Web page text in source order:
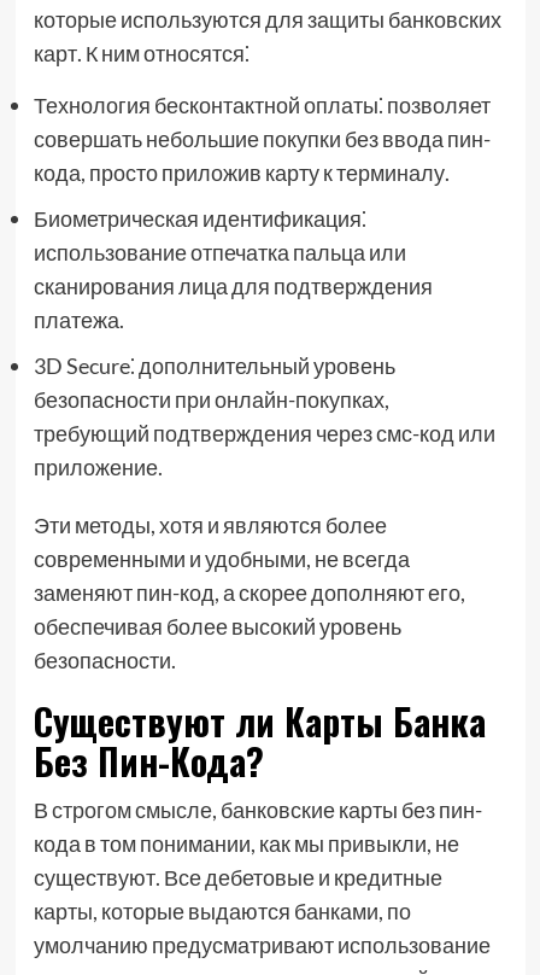
которые используются для защиты банковских
карт. К ним относятся⁚
Технология бесконтактной оплаты⁚ позволяет
совершать небольшие покупки без ввода пин-
кода, просто приложив карту к терминалу.
Биометрическая идентификация⁚
использование отпечатка пальца или
сканирования лица для подтверждения
платежа.
3D Secure⁚ дополнительный уровень
безопасности при онлайн-покупках,
требующий подтверждения через смс-код или
приложение.
Эти методы, хотя и являются более
современными и удобными, не всегда
заменяют пин-код, а скорее дополняют его,
обеспечивая более высокий уровень
безопасности.
Существуют ли Карты Банка
Без Пин-Кода?
В строгом смысле, банковские карты без пин-
кода в том понимании, как мы привыкли, не
существуют. Все дебетовые и кредитные
карты, которые выдаются банками, по
умолчанию предусматривают использование